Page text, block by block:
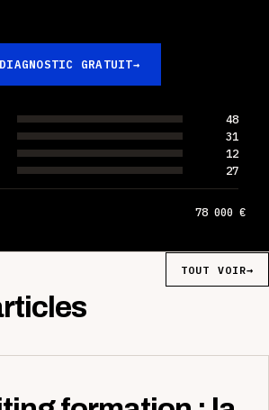
GRATUIT→
48
31
12
27
78 000 €
TOUT VOIR→